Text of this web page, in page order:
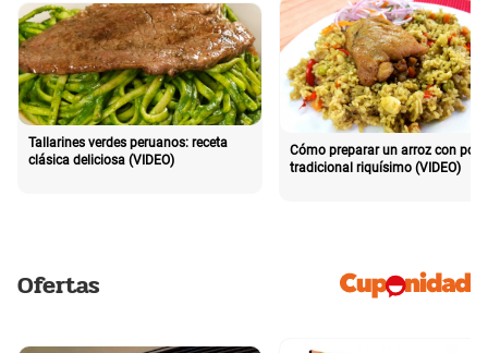
Tallarines verdes peruanos: receta
clásica deliciosa (VIDEO)
Cómo preparar un arroz con pollo
tradicional riquísimo (VIDEO)
Ofertas